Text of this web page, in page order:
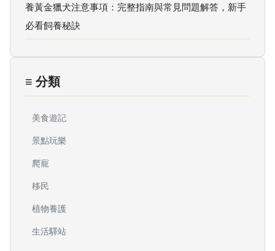
養黃金獵犬注意事項：完整指南與常見問題解答，新手
必看飼養秘訣
≡ 分類
美食遊記
景點玩樂
爬寵
移民
植物養護
生活驛站